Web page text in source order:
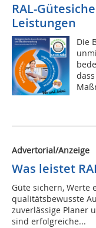
RAL-
Leistungen
Die
Advertorial/Anzeige
Was leistet
Güte sichern, Werte
qualitätsbewusste
zuverlässige Planer
sind erfolgreiche...